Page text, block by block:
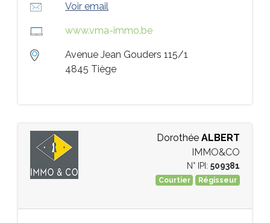
Voir email
www.vma-immo.be
Avenue Jean Gouders 115/1
4845 Tiège
Dorothée ALBERT
IMMO&CO
N° IPI: 509381
Courtier Régisseur